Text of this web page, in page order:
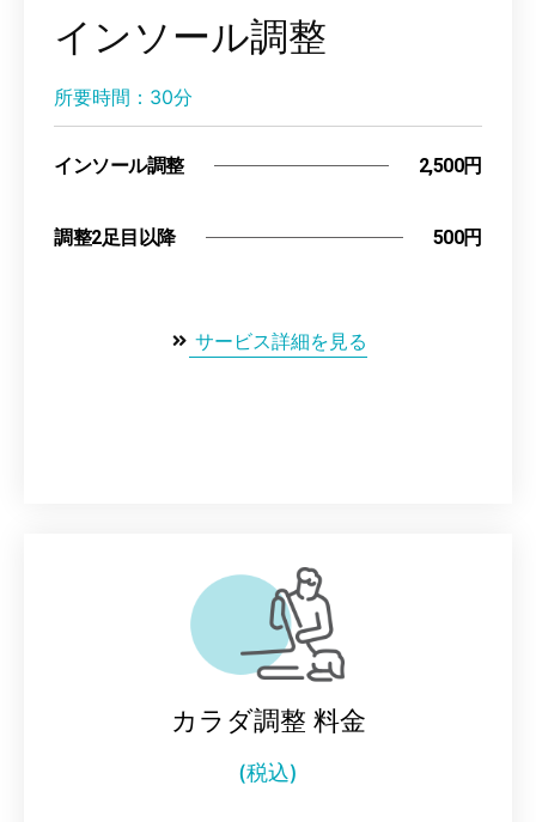
インソール調整
所要時間：30分
インソール調整 2,500円
調整2足目以降 500円
サービス詳細を見る
カラダ調整 料金
(税込)